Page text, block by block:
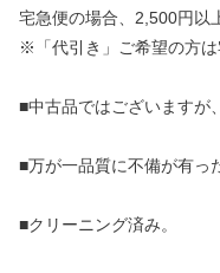
宅急便の場合、2,500円以
※「代引き」ご希望の方は
■中古品ではございますが
■万が一品質に不備が有っ
■クリーニング済み。